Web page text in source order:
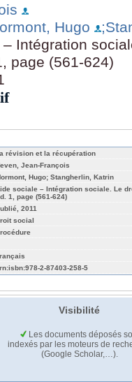
Hugo
Intégration
page (561-624)
révision et la récupération
Jean-François
Hugo; Stangherlin, Katrin
sociale – Intégration sociale. Le
1, page (561-624)
2011
social
2-87403-258-5
Visibilité
Les documents déposés
indexés par les moteurs de
(Google Scholar,…).